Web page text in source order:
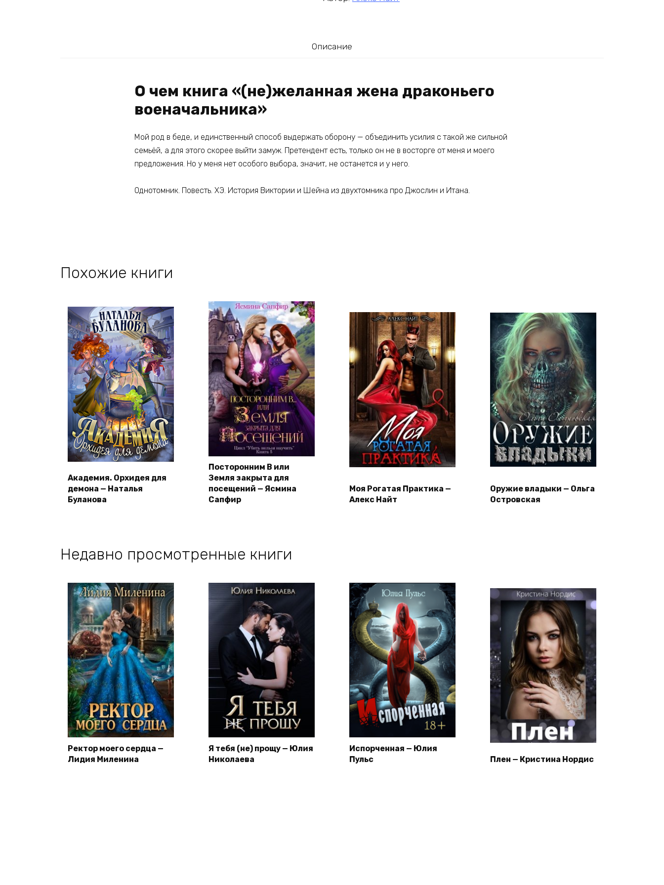
Описание
О чем книга «(не)желанная жена драконьего
военачальника»
Мой род в беде, и единственный способ выдержать оборону — объединить усилия с такой же сильной
семьёй, а для этого скорее выйти замуж. Претендент есть, только он не в восторге от меня и моего
предложения. Но у меня нет особого выбора, значит, не останется и у него.
Однотомник. Повесть. ХЭ. История Виктории и Шейна из двухтомника про Джослин и Итана.
Похожие книги
Академия. Орхидея для
демона — Наталья
Буланова
Посторонним В или
Земля закрыта для
посещений — Ясмина
Сапфир
Моя Рогатая Практика —
Алекс Найт
Оружие владыки — Ольга
Островская
Недавно просмотренные книги
Ректор моего сердца —
Лидия Миленина
Я тебя (не) прощу — Юлия
Николаева
Испорченная — Юлия
Пульс
Плен — Кристина Нордис